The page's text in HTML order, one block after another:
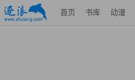
首页 书库 动漫